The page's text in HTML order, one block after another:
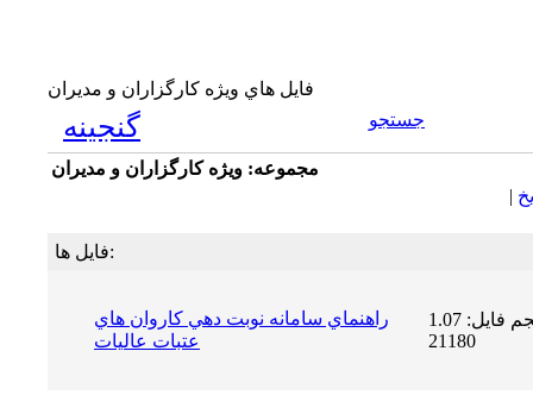
فايل هاي ويژه كارگزاران و مديران
گنجینه جستجو
مجموعه: ويژه كارگزاران و مديران
|
فایل ها:
راهنماي سامانه نوبت دهي كاروان هاي
عتبات عاليات
حجم فایل: 1.07 MB | دریافت ها:
21180